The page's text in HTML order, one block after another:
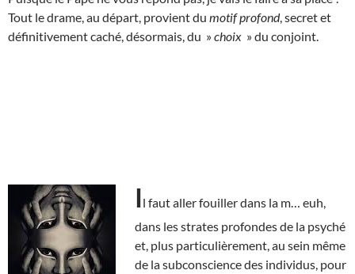
Tout le drame, au départ, provient du motif profond, secret et
définitivement caché, désormais, du »choix » du conjoint.
Il faut aller fouiller dans la m… euh,
dans les strates profondes de la psyché
et, plus particulièrement, au sein même
de la subconscience des individus, pour